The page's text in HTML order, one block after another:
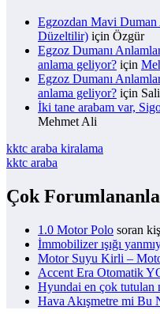
Egzozdan Mavi Duman
Düzeltilir) için Özgür
Egzoz Dumanı
anlama geliyor? için
Egzoz Dumanı
anlama geliyor? için
İki tane arabam var,
Mehmet Ali
kktc araba kiralama
kktc araba
Çok
1.0 Motor Polo soran
İmmobilizer ışığı
Motor Suyu Kirli –
Accent Era Otomatik
Hyundai en çok tutulan
Hava Akışmetre mi Bu